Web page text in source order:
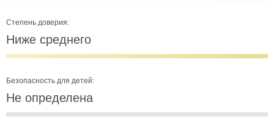
Степень доверия:
Ниже среднего
Безопасность для детей:
Не определена